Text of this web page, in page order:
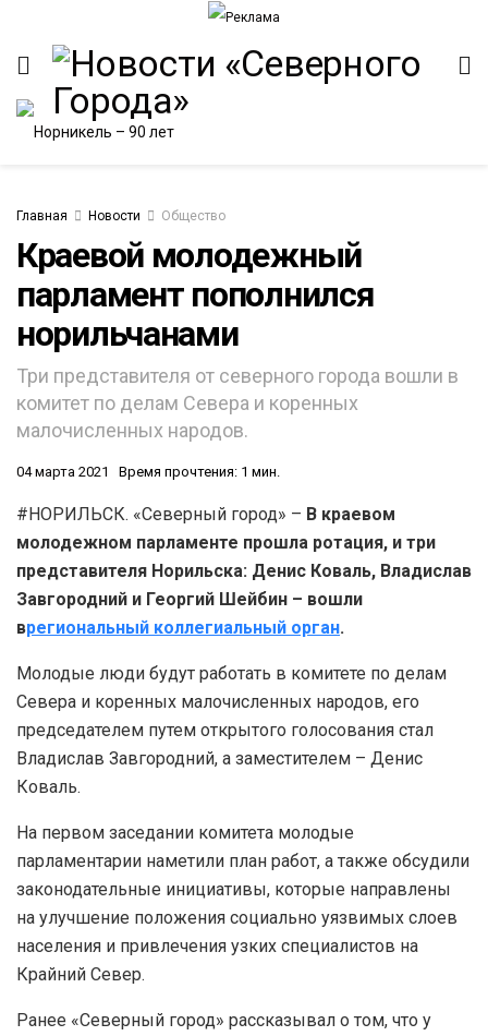
Главная Новости Общество
Краевой молодежный
парламент пополнился
норильчанами
Три представителя от северного города вошли в
комитет по делам Севера и коренных
малочисленных народов.
04 марта 2021 Время прочтения: 1 мин.
#НОРИЛЬСК. «Северный город» – В краевом
молодежном парламенте прошла ротация, и три
представителя Норильска: Денис Коваль, Владислав
Завгородний и Георгий Шейбин – вошли
врегиональный коллегиальный орган.
Молодые люди будут работать в комитете по делам
Севера и коренных малочисленных народов, его
председателем путем открытого голосования стал
Владислав Завгородний, а заместителем – Денис
Коваль.
На первом заседании комитета молодые
парламентарии наметили план работ, а также обсудили
законодательные инициативы, которые направлены
на улучшение положения социально уязвимых слоев
населения и привлечения узких специалистов на
Крайний Север.
Ранее «Северный город» рассказывал о том, что у